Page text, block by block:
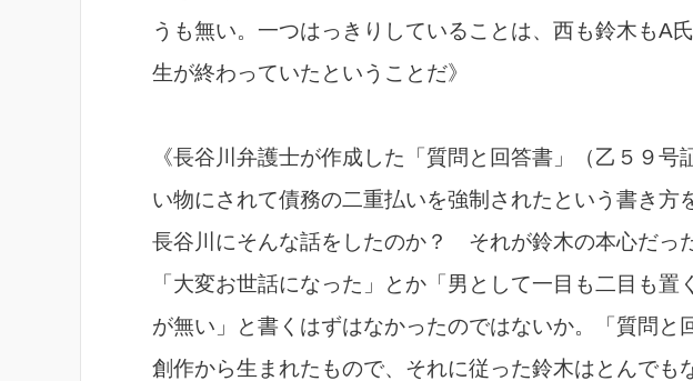
うも無い。一つはっきりしていることは、西も鈴木もA
生が終わっていたということだ》
《長谷川弁護士が作成した「質問と回答書」（乙５９
い物にされて債務の二重払いを強制されたという書き方
長谷川にそんな話をしたのか？ それが鈴木の本心だっ
「大変お世話になった」とか「男として一目も二目も置
が無い」と書くはずはなかったのではないか。「質問と
創作から生まれたもので、それに従った鈴木はとんでも